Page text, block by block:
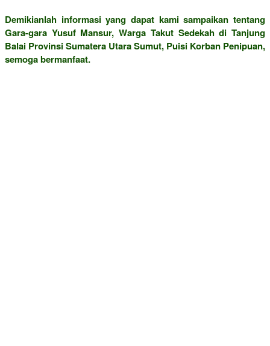
Demikianlah informasi yang dapat kami sampaikan tentang
Gara-gara Yusuf Mansur, Warga Takut Sedekah di Tanjung
Balai Provinsi Sumatera Utara Sumut, Puisi Korban Penipuan,
semoga bermanfaat.